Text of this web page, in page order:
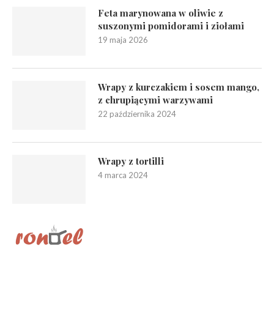
Feta marynowana w oliwie z
suszonymi pomidorami i ziołami
19 maja 2026
Wrapy z kurczakiem i sosem mango,
z chrupiącymi warzywami
22 października 2024
Wrapy z tortilli
4 marca 2024